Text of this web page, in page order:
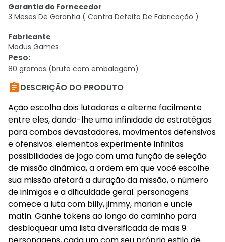
Garantia do Fornecedor
3 Meses De Garantia ( Contra Defeito De Fabricação )
Fabricante
Modus Games
Peso:
80 gramas (bruto com embalagem)
DESCRIÇÃO DO PRODUTO
Ação escolha dois lutadores e alterne facilmente
entre eles, dando-lhe uma infinidade de estratégias
para combos devastadores, movimentos defensivos
e ofensivos. elementos experimente infinitas
possibilidades de jogo com uma função de seleção
de missão dinâmica, a ordem em que você escolhe
sua missão afetará a duração da missão, o número
de inimigos e a dificuldade geral. personagens
comece a luta com billy, jimmy, marian e uncle
matin. Ganhe tokens ao longo do caminho para
desbloquear uma lista diversificada de mais 9